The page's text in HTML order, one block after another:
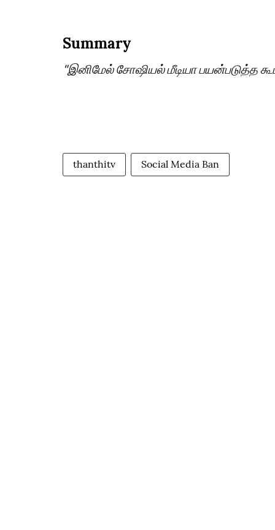
Summary
"இனிமேல் சோஷியல் மீடியா பயன்படுத்த
thanthitv Social Media Ban